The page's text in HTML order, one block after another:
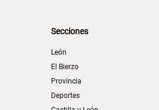
Secciones
León
El Bierzo
Provincia
Deportes